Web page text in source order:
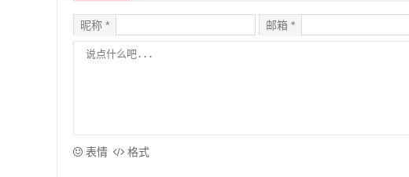
昵称 * 邮箱 *
表情 格式